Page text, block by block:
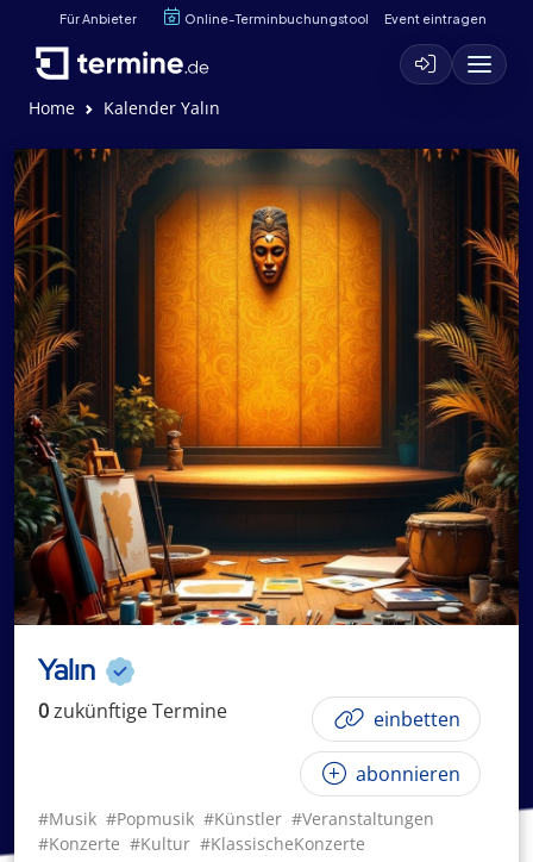
Für Anbieter Online-Terminbuchungstool Event eintragen
Home Kalender Yalın
Yalın
0zukünftigeTermine einbetten
abonnieren
#Musik #Popmusik #Künstler #Veranstaltungen
#Konzerte #Kultur #KlassischeKonzerte